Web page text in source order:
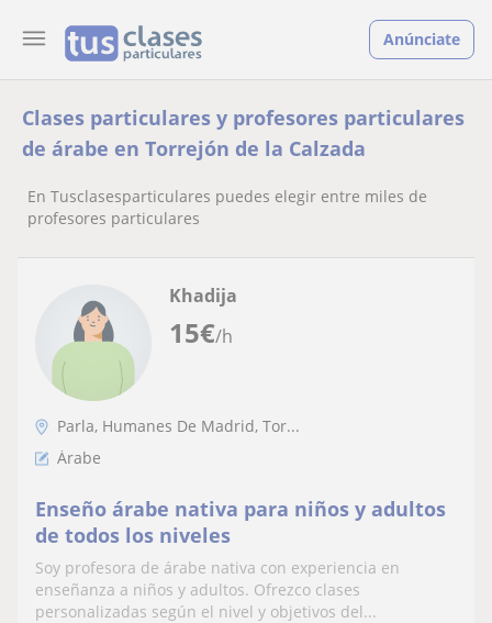
Anúnciate
Clases particulares y profesores particulares
de árabe en Torrejón de la Calzada
En Tusclasesparticulares puedes elegir entre miles de
profesores particulares
15€/h
Khadija
Parla, Humanes De Madrid, Tor...
Árabe
Enseño árabe nativa para niños y adultos
de todos los niveles
Soy profesora de árabe nativa con experiencia en
enseñanza a niños y adultos. Ofrezco clases
personalizadas según el nivel y objetivos del...